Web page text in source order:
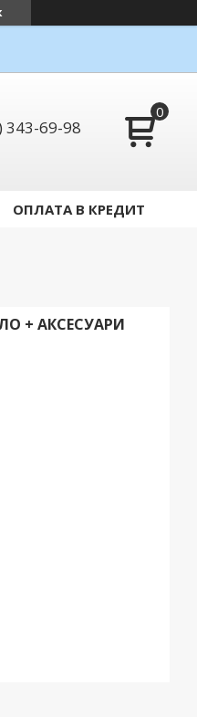
343-69-98
ОПЛАТА В КРЕДИТ
+ АКСЕСУАРИ